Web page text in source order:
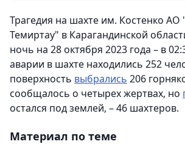
Трагедия на шахте им. Костенко
Темиртау" в Карагандинской
ночь на 28 октября 2023 года – в
аварии в шахте находились 252
поверхность выбрались 206
сообщалось о четырех жертвах, но
остался под землей, – 46 шахтеров.
Материал по теме